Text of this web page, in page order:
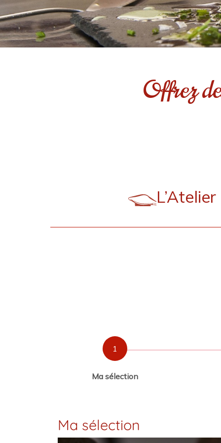
Offrez
1
Ma sélection
Ma sélection